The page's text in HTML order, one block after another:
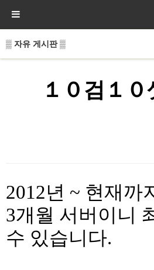
▒ 자유 게시판 ▒
１０검１
2012년 ~ 현재까
3개월 서버이니
수 있습니다.